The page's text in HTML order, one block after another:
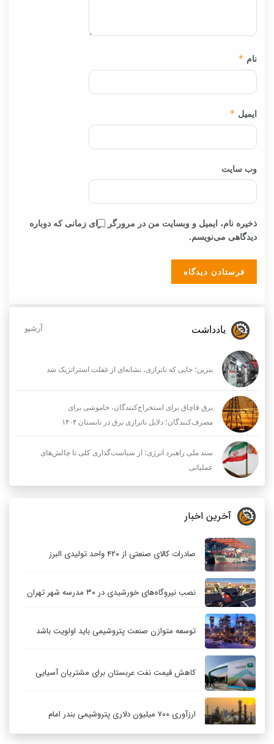
نام *
ایمیل *
وب‌ سایت
ذخیره نام، ایمیل و وبسایت من در مرورگر برای زمانی که دوباره
دیدگاهی می‌نویسم.
یادداشت آرشیو
بنزین؛ جایی که ناترازی، نشانه‌ای از غفلت استراتژیک شد
برق قاچاق برای استخراج‌کنندگان، خاموشی برای
مصرف‌کنندگان؛ دلایل ناترازی برق در تابستان ۱۴۰۴
سند ملی راهبرد انرژی؛ از سیاست‌گذاری کلی تا چالش‌های
عملیاتی
آخرین اخبار
صادرات کالای صنعتی از ۴۲۰ واحد تولیدی البرز
نصب نیروگاه‌های خورشیدی در ۳۰ مدرسه شهر تهران
توسعه متوازن صنعت پتروشیمی باید اولویت باشد
کاهش قیمت نفت عربستان برای مشتریان آسیایی
ارزآوری ۷۰۰ میلیون دلاری پتروشیمی بندر امام